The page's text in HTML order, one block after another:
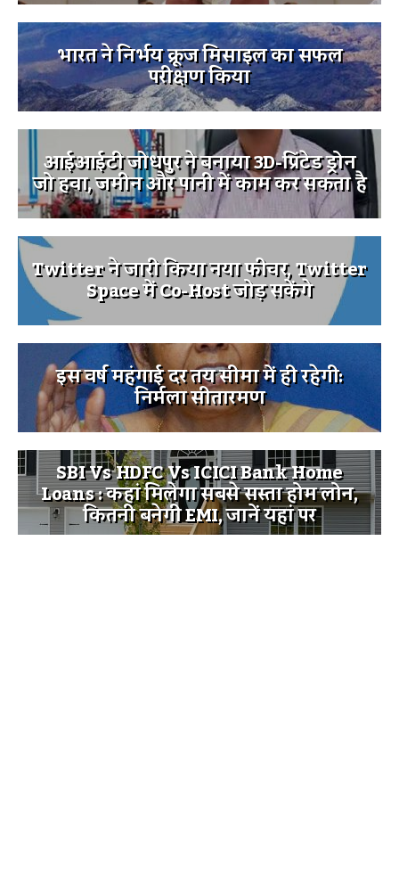
भारत ने निर्भय क्रूज मिसाइल का सफल
परीक्षण किया
आईआईटी जोधपुर ने बनाया 3D-प्रिंटेड ड्रोन
जो हवा, जमीन और पानी में काम कर सकता है
Twitter ने जारी किया नया फीचर, Twitter
Space में Co-Host जोड़ सकेंगे
इस वर्ष महंगाई दर तय सीमा में ही रहेगी:
निर्मला सीतारमण
SBI Vs HDFC Vs ICICI Bank Home
Loans : कहां मिलेगा सबसे सस्ता होम लोन,
कितनी बनेगी EMI, जानें यहां पर